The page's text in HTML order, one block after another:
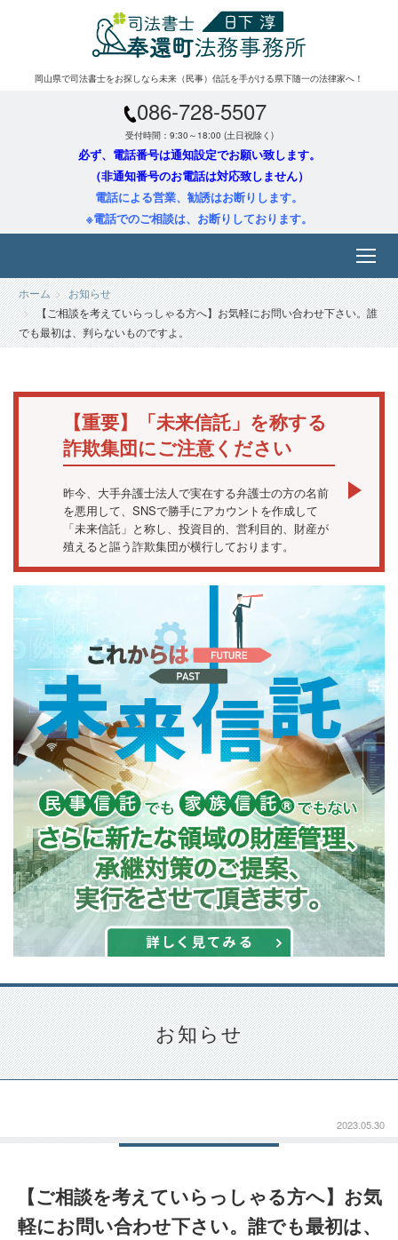
岡山県で司法書士をお探しなら未来（民事）信託を手がける県下随一の法律家へ！
086-728-5507
受付時間：9:30～18:00 (土日祝除く)
必ず、電話番号は通知設定でお願い致します。
（非通知番号のお電話は対応致しません）
電話による営業、勧誘はお断りします。
※電話でのご相談は、お断りしております。
ホーム
お知らせ
【ご相談を考えていらっしゃる方へ】お気軽にお問い合わせ下さい。誰
でも最初は、判らないものですよ。
【重要】「未来信託」を称する
詐欺集団にご注意ください
昨今、大手弁護士法人で実在する弁護士の方の名前
を悪用して、SNSで勝手にアカウントを作成して
「未来信託」と称し、投資目的、営利目的、財産が
殖えると謳う詐欺集団が横行しております。
お知らせ
2023.05.30
【ご相談を考えていらっしゃる方へ】お気
軽にお問い合わせ下さい。誰でも最初は、